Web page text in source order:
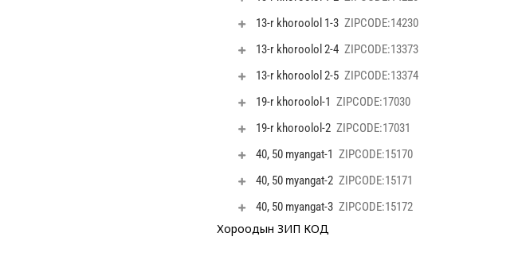
21-р хороо
22-р хороо
23-р хороо
24-р хороо
Хороодын ЗИП КОД